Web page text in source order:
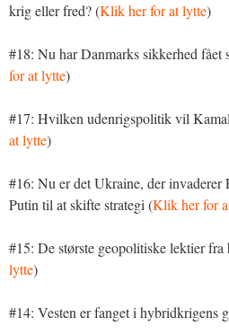
krig eller fred? (Klik her for at lytte)
#18: Nu har Danmarks sikkerhed fået
for at lytte)
#17: Hvilken udenrigspolitik vil
at lytte)
#16: Nu er det Ukraine, der invaderer
Putin til at skifte strategi (Klik her for
#15: De største geopolitiske lektier fra
lytte)
#14: Vesten er fanget i hybridkrigens